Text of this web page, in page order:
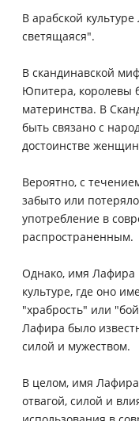
В арабской
светящаяся".
В скандинавской
Юпитера, королевы
материнства. В
быть связано с
достоинстве
Вероятно, с
забыто или
употребление в
распространенным.
Однако, имя Лафира
культуре, где оно
"храбрость" или
Лафира было
силой и мужеством.
В целом, имя
отвагой, силой и